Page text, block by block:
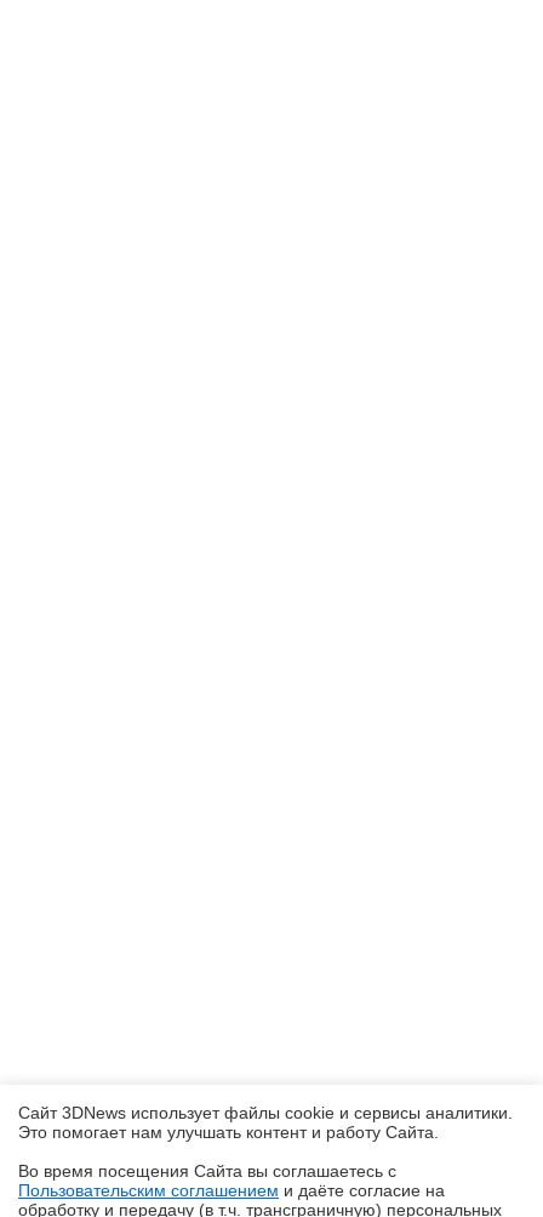
Сайт 3DNews использует файлы cookie и сервисы аналитики.
Это помогает нам улучшать контент и работу Cайта.
Во время посещения Cайта вы соглашаетесь с
Пользовательским соглашением и даёте согласие на
обработку и передачу (в т.ч. трансграничную) персональных